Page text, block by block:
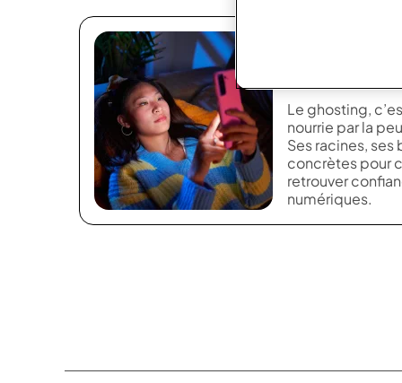
Ghost me
Le ghosting,
nourrie par la
Ses racines,
concrètes pour
retrouver
numériques.